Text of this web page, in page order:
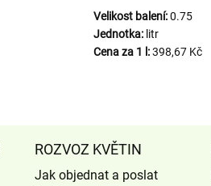
Velikost balení:0.75
Jednotka: litr
Cena za 1 l:398,67 Kč
ROZVOZ KVĚTIN
Jak objednat a poslat